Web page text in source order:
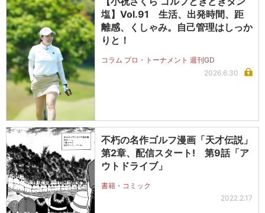
塩】Vol.91 生活、出発時間、距
離感、くしゃみ。自己管理はしっか
りと！
コラム プロ・トーナメント 週刊GD
2026.6.30
不朽の名作ゴルフ漫画「天才伝説」
第2章、配信スタート! 第9話「ア
ウトドライブ」
書籍・コミック
2022.2.17